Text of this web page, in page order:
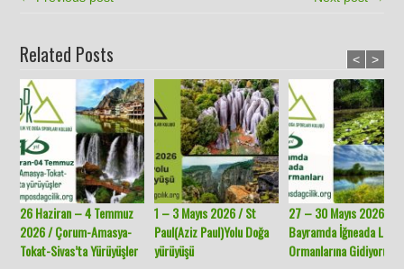
Related Posts
26 Haziran – 4 Temmuz
2026 / Çorum-Amasya-
Tokat-Sivas’ta Yürüyüşler
1 – 3 Mayıs 2026 / St
Paul(Aziz Paul)Yolu Doğa
yürüyüşü
27 – 30 Mayıs 2026 /
Bayramda İğneada
Ormanlarına Gidiyoruz.
< >